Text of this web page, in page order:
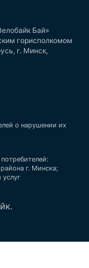
Бай»
горисполкомом
г. Минск,
о нарушении их
г. Минска;